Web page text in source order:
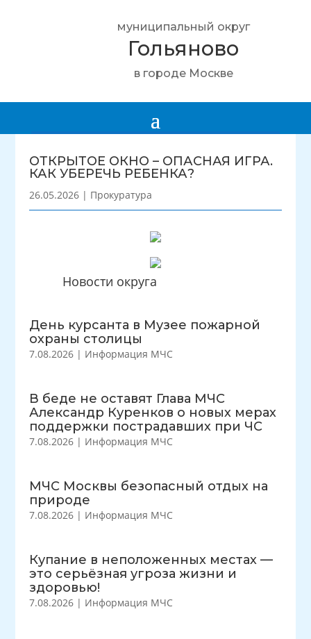
муниципальный округ
Гольяново
в городе Москве
Новости округа
День курсанта в Музее пожарной
охраны столицы
7.08.2026 | Информация МЧС
В беде не оставят Глава МЧС
Александр Куренков о новых мерах
поддержки пострадавших при ЧС
7.08.2026 | Информация МЧС
МЧС Москвы безопасный отдых на
природе
7.08.2026 | Информация МЧС
Купание в неположенных местах —
это серьёзная угроза жизни и
здоровью!
7.08.2026 | Информация МЧС
ОТКРЫТОЕ ОКНО – ОПАСНАЯ ИГРА.
КАК УБЕРЕЧЬ РЕБЕНКА?
26.05.2026 | Прокуратура